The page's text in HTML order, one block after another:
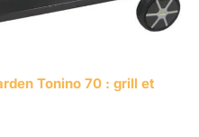
Tonino 70 : grill et